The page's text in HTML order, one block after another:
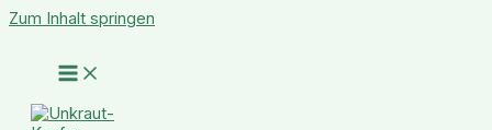
Zum Inhalt springen